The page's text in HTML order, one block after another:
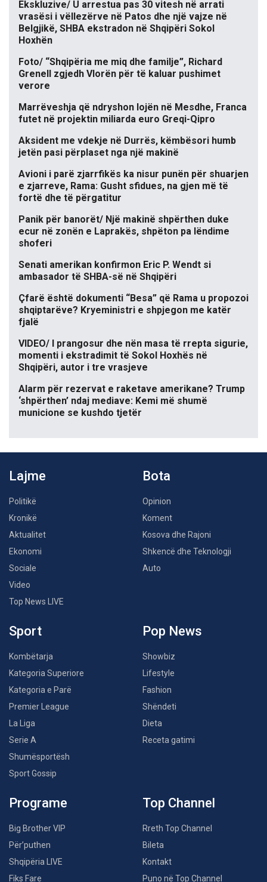
Ekskluzive/ U arrestua pas 30 vitesh në arrati
vrasësi i vëllezërve në Patos dhe një vajze në
Belgjikë, SHBA ekstradon në Shqipëri Sokol
Hoxhën
Foto/ “Shqipëria me miq dhe familje”, Richard
Grenell zgjedh Vlorën për të kaluar pushimet
verore
Marrëveshja që ndryshon lojën në Mesdhe, Franca
futet në projektin miliarda euro Greqi-Qipro
Aksident me vdekje në Durrës, këmbësori humb
jetën pasi përplaset nga një makinë
Avioni i parë zjarrfikës ka nisur punën për shuarjen
e zjarreve, Rama: Gusht sfidues, na gjen më të
fortë dhe të përgatitur
Panik për banorët/ Një makinë shpërthen duke
ecur në zonën e Laprakës, shpëton pa lëndime
shoferi
Senati amerikan konfirmon Eric P. Wendt si
ambasador të SHBA-së në Shqipëri
Çfarë është dokumenti “Besa” që Rama u propozoi
shqiptarëve? Kryeministri e shpjegon me katër
fjalë
VIDEO/ I prangosur dhe nën masa të rrepta sigurie,
momenti i ekstradimit të Sokol Hoxhës në
Shqipëri, autor i tre vrasjeve
Alarm për rezervat e raketave amerikane? Trump
‘shpërthen’ ndaj mediave: Kemi më shumë
municione se kushdo tjetër
Lajme
Politikë
Kronikë
Aktualitet
Ekonomi
Sociale
Video
Top News LIVE
Bota
Opinion
Koment
Kosova dhe Rajoni
Shkencë dhe Teknologji
Auto
Sport
Kombëtarja
Kategoria Superiore
Kategoria e Parë
Premier League
La Liga
Serie A
Shumësportësh
Sport Gossip
Pop News
Showbiz
Lifestyle
Fashion
Shëndeti
Dieta
Receta gatimi
Programe
Big Brother VIP
Për’puthen
Shqipëria LIVE
Fiks Fare
Top Channel
Rreth Top Channel
Bileta
Kontakt
Puno në Top Channel